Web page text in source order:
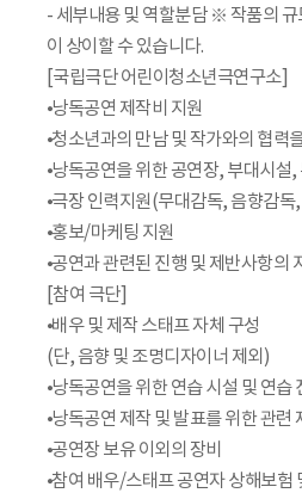
- 세부내용 및 역할분담 ※ 작품의 규
이 상이할 수 있습니다.
[국립극단 어린이청소년극연구소]
⦁낭독공연 제작비 지원
⦁청소년과의 만남 및 작가와의 협력
⦁낭독공연을 위한 공연장, 부대시설
⦁극장 인력지원(무대감독, 음향감
⦁홍보/마케팅 지원
⦁공연과 관련된 진행 및 제반사항의
[참여 극단]
⦁배우 및 제작 스태프 자체 구성
(단, 음향 및 조명디자이너 제외)
⦁낭독공연을 위한 연습 시설 및 연습
⦁낭독공연 제작 및 발표를 위한 관련
⦁공연장 보유 이외의 장비
⦁참여 배우/스태프 공연자 상해보험